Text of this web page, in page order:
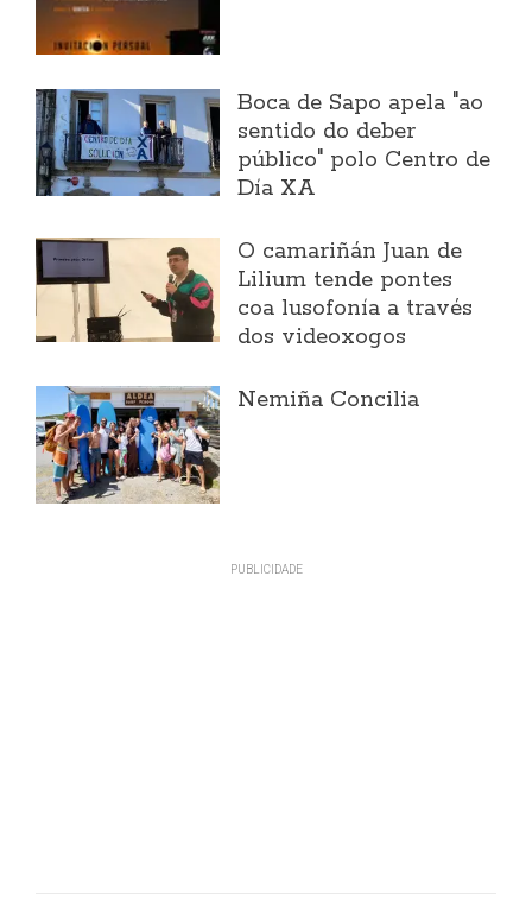
Boca de Sapo apela "ao
sentido do deber
público" polo Centro de
Día XA
O camariñán Juan de
Lilium tende pontes
coa lusofonía a través
dos videoxogos
Nemiña Concilia